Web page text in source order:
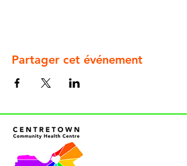
Partager cet événement